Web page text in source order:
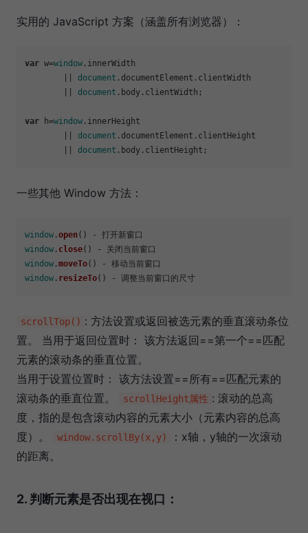
实用的 JavaScript 方案（涵盖所有浏览器）：
var w=window . innerWidth
document . documentElement . clientWidth
document . body . clientWidth ;
var h=window . innerHeight
document . documentElement . clientHeight
document . body . clientHeight
一些其他 Window 方法：
window .open
window . close
window .moveTo
window . resizeTo
scrollTop() : 方法设置或返回被选元素的垂直滚动条位
置。 当用于返回位置时： 该方法返回==第一个==匹配
元素的滚动条的垂直位置。
当用于设置位置时： 该方法设置==所有==匹配元素的
滚动条的垂直位置。
scrollHeight属性 : 滚动的总高
度，指的是包含滚动内容的元素大小（元素内容的总高
度）。
window.scrollBy(x,y)
：x轴，y轴的一次滚动
的距离。
2. 判断元素是否出现在视口：